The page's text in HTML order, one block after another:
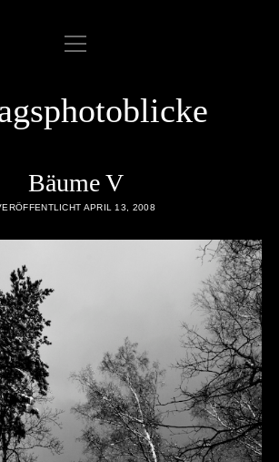
ABOUT
DATENSCHUTZERKLÄRUNG
IMPRESSUM
LINKLIST
SAMPLE PAGE
twitter emailflickr
Menü
öffnen
Bäume V
APRIL 13, 2008